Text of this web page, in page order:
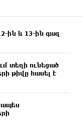
ին և 13-ին գազ
տեղի ունեցած
թիվը հասել է